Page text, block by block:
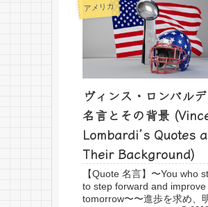
アメリカ
ヴィンス・ロンバル
名言とその背景
Lombardi’s Quotes
Their Background)
【Quote 名言】〜You who
to step forward and
tomorrow〜〜進歩を求め、